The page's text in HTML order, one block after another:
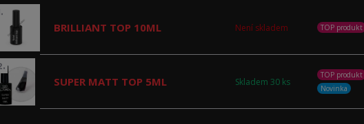
BRILLIANT TOP 10ML Není skladem TOP produkt
SUPER MATT TOP 5ML Skladem 30 ks
TOP produkt
Novinka